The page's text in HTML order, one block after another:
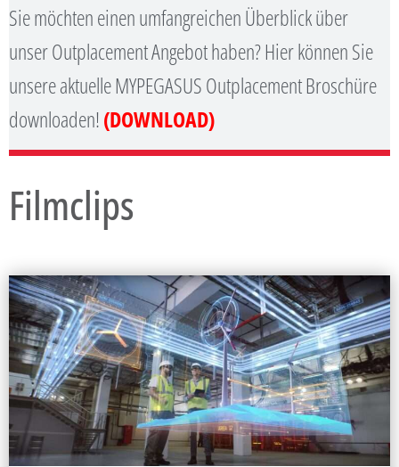
Sie möchten einen umfangreichen Überblick über
unser Outplacement Angebot haben? Hier können Sie
unsere aktuelle MYPEGASUS Outplacement Broschüre
downloaden!(DOWNLOAD)
Filmclips